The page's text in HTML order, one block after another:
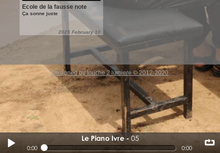
Ecole de la fausse note
Ça sonne juste
2025 February 10
Le Piano Ivre 05
0:00 0:00
05
Designed by touche 2 lumiere © 2012-2020